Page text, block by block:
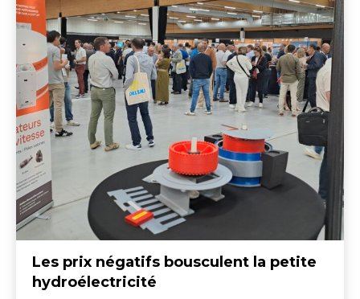
Les prix négatifs bousculent la petite
hydroélectricité